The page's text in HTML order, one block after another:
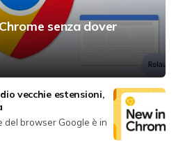
senza dover
vecchie estensioni,
del browser Google è in